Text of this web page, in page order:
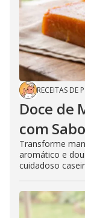
RECEITAS DE
Doce de
com
Transforme
aromático e
cuidadoso